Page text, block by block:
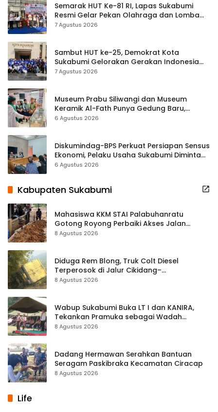
Semarak HUT Ke-81 RI, Lapas Sukabumi
Resmi Gelar Pekan Olahraga dan Lomba
Tradisional
7 Agustus 2026
Sambut HUT ke-25, Demokrat Kota
Sukabumi Gelorakan Gerakan Indonesia
ASRI Lewat Aksi Bersih Masjid Agung
7 Agustus 2026
Museum Prabu Siliwangi dan Museum
Keramik Al-Fath Punya Gedung Baru,
Hampir 500 Koleksi Dipisahkan
6 Agustus 2026
Diskumindag-BPS Perkuat Persiapan Sensus
Ekonomi, Pelaku Usaha Sukabumi Diminta
Terbuka Beri Data
6 Agustus 2026
Kabupaten Sukabumi
Mahasiswa KKM STAI Palabuhanratu
Gotong Royong Perbaiki Akses Jalan
Majelis Ta’lim di Sagaranten
8 Agustus 2026
Diduga Rem Blong, Truk Colt Diesel
Terperosok di Jalur Cikidang–
Palabuhanratu
8 Agustus 2026
Wabup Sukabumi Buka LT I dan KANIRA,
Tekankan Pramuka sebagai Wadah
Pembentukan Karakter
8 Agustus 2026
Dadang Hermawan Serahkan Bantuan
Seragam Paskibraka Kecamatan Ciracap
8 Agustus 2026
Life